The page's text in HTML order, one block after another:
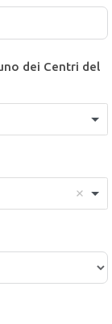
dei Centri del